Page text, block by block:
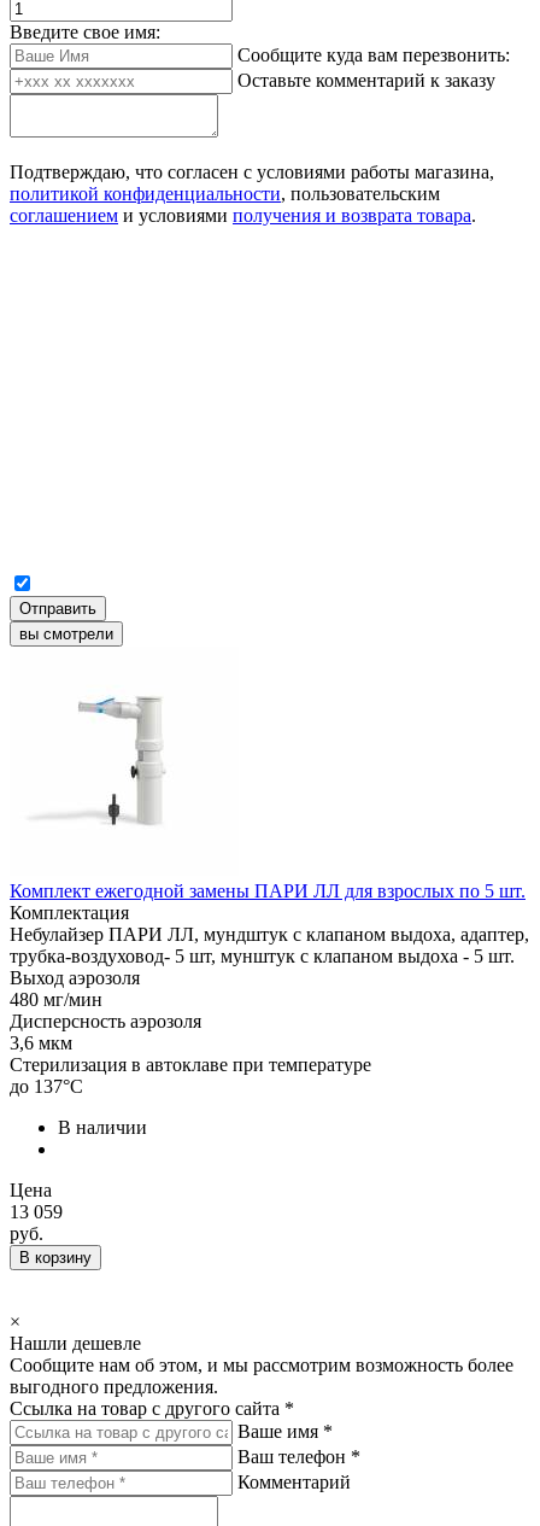
Введите свое имя:
Сообщите куда вам перезвонить:
Оставьте комментарий к заказу
Подтверждаю, что согласен с условиями работы магазина,
политикой конфиденциальности, пользовательским
соглашением и условиями получения и возврата товара.
Отправить
вы смотрели
Комплект ежегодной замены ПАРИ ЛЛ для взрослых по 5 шт.
Комплектация
Небулайзер ПАРИ ЛЛ, мундштук с клапаном выдоха, адаптер,
трубка-воздуховод- 5 шт, мунштук с клапаном выдоха - 5 шт.
Выход аэрозоля
480 мг/мин
Дисперсность аэрозоля
3,6 мкм
Стерилизация в автоклаве при температуре
до 137°С
В наличии
Цена
13 059
руб.
В корзину
×
Нашли дешевле
Сообщите нам об этом, и мы рассмотрим возможность более
выгодного предложения.
Ссылка на товар с другого сайта *
Ваше имя *
Ваш телефон *
Комментарий